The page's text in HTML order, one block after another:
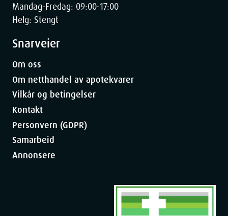
Mandag-Fredag: 09:00-17:00
Helg: Stengt
Snarveier
Om oss
Om netthandel av apotekvarer
Vilkår og betingelser
Kontakt
Personvern (GDPR)
Samarbeid
Annonsere